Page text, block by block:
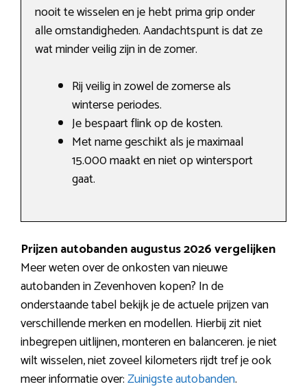
nooit te wisselen en je hebt prima grip onder
alle omstandigheden. Aandachtspunt is dat ze
wat minder veilig zijn in de zomer.
Rij veilig in zowel de zomerse als
winterse periodes.
Je bespaart flink op de kosten.
Met name geschikt als je maximaal
15.000 maakt en niet op wintersport
gaat.
Prijzen autobanden augustus 2026 vergelijken
Meer weten over de onkosten van nieuwe
autobanden in Zevenhoven kopen? In de
onderstaande tabel bekijk je de actuele prijzen van
verschillende merken en modellen. Hierbij zit niet
inbegrepen uitlijnen, monteren en balanceren. je niet
wilt wisselen, niet zoveel kilometers rijdt tref je ook
meer informatie over:Zuinigste autobanden.